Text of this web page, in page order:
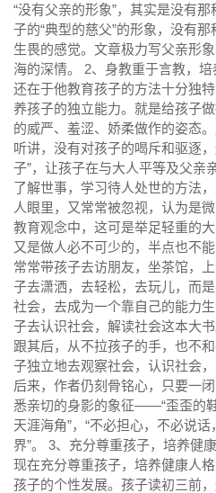
“没有父亲的形象”，其实是没有
子的“典型的慈父”的形象，没有
生畏的感觉。文章极力写父亲形
海的深情。 2、身教重于言教，培
还在于他教育孩子的方法十分独
养孩子的独立能力。就是给孩子
的威严、羞涩、娇柔做作的姿态
听讲，没有对孩子的喝斥和驱逐
子”，让孩子在与大人平等及父亲
了解世事，学习待人处世的方法
人眼里，又常常被忽视，认为是
教育观念中，这可是举足轻重的
又是做人必不可少的，半点也不
常常带孩子去访朋友，坐茶馆，
子去潇洒，去轻松，去玩儿，而
社会，去成为一个靠自己的能力
子去认识社会，解读社会这本大
跟其后，从不拉孩子的手，也不
子独立地去观察社会，认识社会
后来，作者仍刻骨铭心，只要一
悉亲切的身影的象征——“歪歪的
天涯海角”，“不必担心，不必说
界”。 3、充分尊重孩子，培养健
现在充分尊重孩子，培养健康人
孩子的个性发展。孩子读初三前